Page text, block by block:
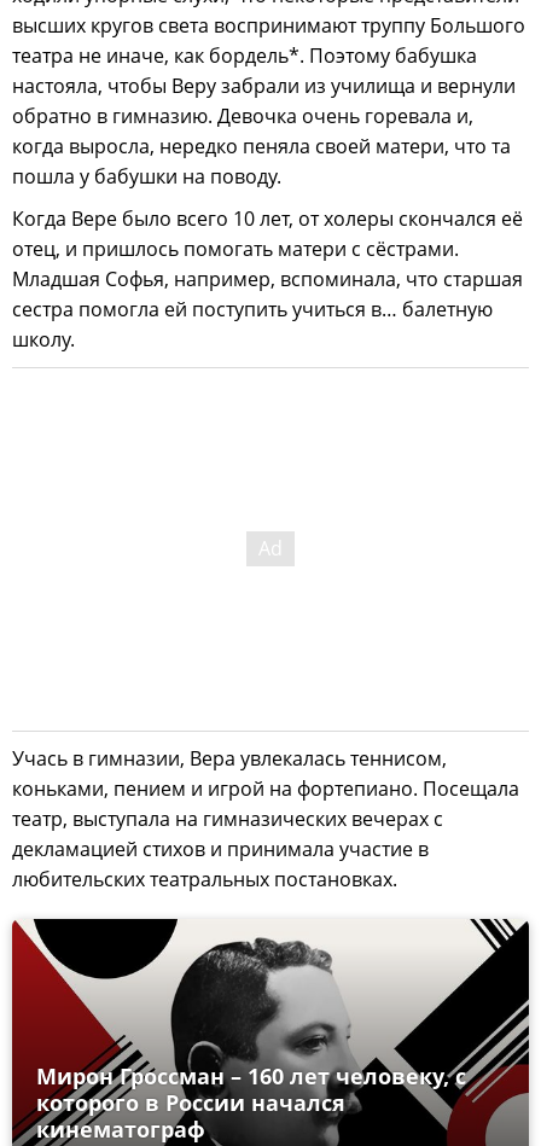
высших кругов света воспринимают труппу Большого
театра не иначе, как бордель*. Поэтому бабушка
настояла, чтобы Веру забрали из училища и вернули
обратно в гимназию. Девочка очень горевала и,
когда выросла, нередко пеняла своей матери, что та
пошла у бабушки на поводу.
Когда Вере было всего 10 лет, от холеры скончался её
отец, и пришлось помогать матери с сёстрами.
Младшая Софья, например, вспоминала, что старшая
сестра помогла ей поступить учиться в… балетную
школу.
Учась в гимназии, Вера увлекалась теннисом,
коньками, пением и игрой на фортепиано. Посещала
театр, выступала на гимназических вечерах с
декламацией стихов и принимала участие в
любительских театральных постановках.
Мирон Гроссман – 160 лет человеку, с
которого в России начался
кинематограф